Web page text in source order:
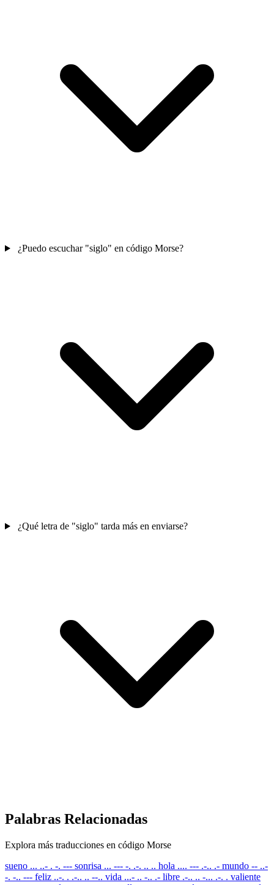
¿Puedo escuchar "siglo" en código Morse?
¿Qué letra de "siglo" tarda más en enviarse?
Palabras Relacionadas
Explora más traducciones en código Morse
sueno ... ..- . -. --- sonrisa ... --- -. .-. .. .. hola .... --- .-.. .- mundo -- ..-
-. -.. --- feliz ..-. . .-.. .. --.. vida ...- .. -.. .- libre .-.. .. -... .-. . valiente